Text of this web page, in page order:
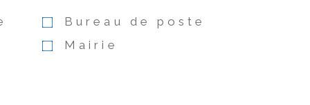
Bureau de poste
Mairie